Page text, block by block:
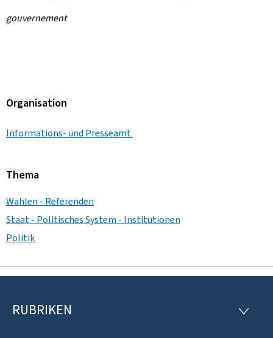
gouvernement
Organisation
Informations- und Presseamt
Thema
Wahlen - Referenden
Staat - Politisches System - Institutionen
Politik
F
RUBRIKEN
R